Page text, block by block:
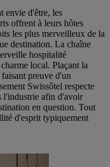
envie d'être, les
offrent à leurs hôtes
les plus merveilleux de la
destination. La chaîne
hospitalité
local. Plaçant la
preuve d'un
Swissôtel respecte
l'industrie afin d'avoir
en question. Tout
d'esprit typiquement